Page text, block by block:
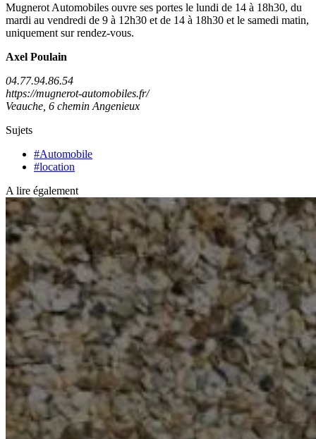
Mugnerot Automobiles ouvre ses portes le lundi de 14 à 18h30, du
mardi au vendredi de 9 à 12h30 et de 14 à 18h30 et le samedi matin,
uniquement sur rendez-vous.
Axel Poulain
04.77.94.86.54
https://mugnerot-automobiles.fr/
Veauche, 6 chemin Angenieux
Sujets
#Automobile
#location
A lire également